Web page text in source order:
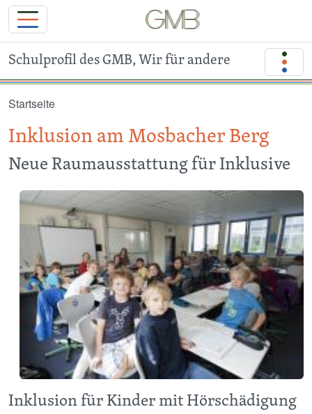
Schulprofil des GMB, Wir für andere
Startseite
Inklusion am Mosbacher Berg
Neue Raumausstattung für Inklusive
Image
Inklusion für Kinder mit Hörschädigung